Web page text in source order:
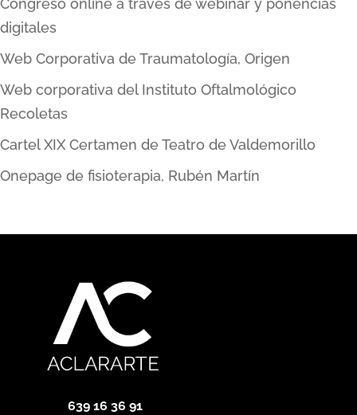
digitales
Web Corporativa de Traumatología, Origen
Web corporativa del Instituto Oftalmológico
Recoletas
Cartel XIX Certamen de Teatro de Valdemorillo
Onepage de fisioterapia, Rubén Martín
639 16 36 91